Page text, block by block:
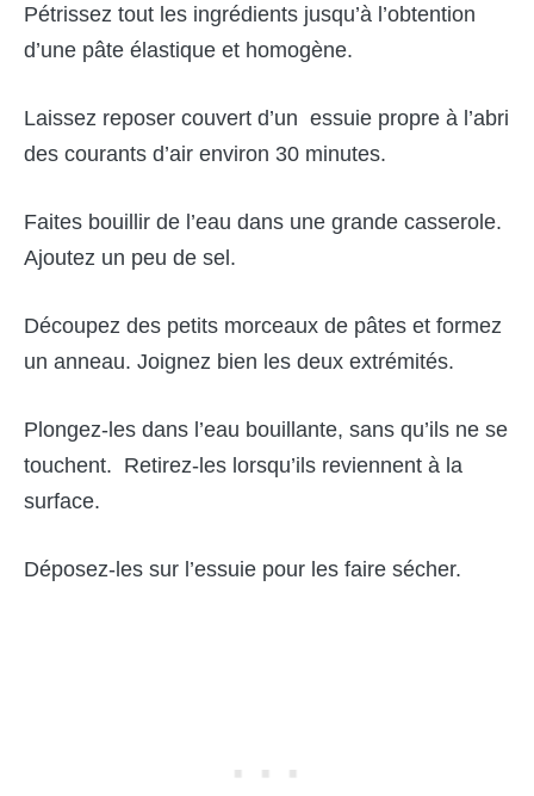
Pétrissez tout les ingrédients jusqu’à l’obtention
d’une pâte élastique et homogène.
Laissez reposer couvert d’un essuie propre à l’abri
des courants d’air environ 30 minutes.
Faites bouillir de l’eau dans une grande casserole.
Ajoutez un peu de sel.
Découpez des petits morceaux de pâtes et formez
un anneau. Joignez bien les deux extrémités.
Plongez-les dans l’eau bouillante, sans qu’ils ne se
touchent. Retirez-les lorsqu’ils reviennent à la
surface.
Déposez-les sur l’essuie pour les faire sécher.